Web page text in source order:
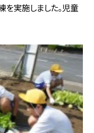
を実施しました。児童